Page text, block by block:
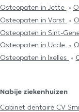
Osteopaten in Jette
Osteopaten in Vorst
Osteopaten in Sint-
Osteopaten in Uccle
Osteopaten in Ixelles
Nabije ziekenhuizen
Cabinet dentaire CV